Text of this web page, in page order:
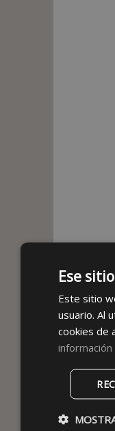
Ese
Este sitio
usuario. Al
cookies de
información